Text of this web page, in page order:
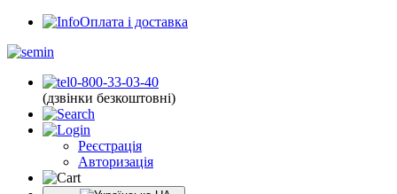
Оплата і доставка
0-800-33-03-40
(дзвінки безкоштовні)
Реєстрація
Авторизація